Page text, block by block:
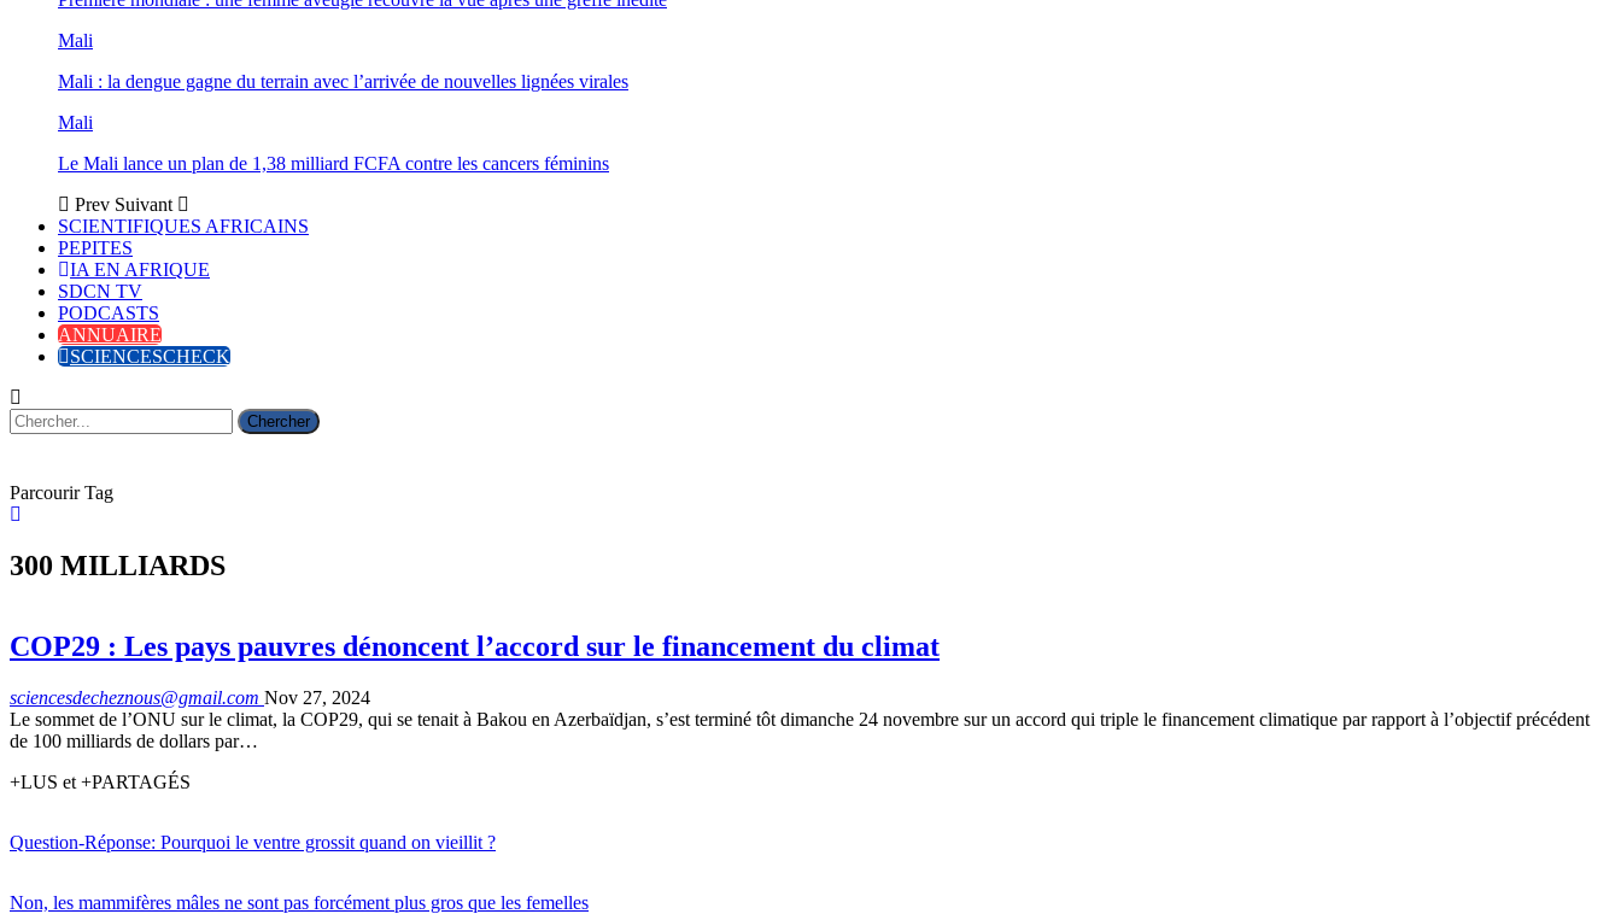
Mali
Mali : la dengue gagne du terrain avec l’arrivée de nouvelles lignées virales
Mali
Le Mali lance un plan de 1,38 milliard FCFA contre les cancers féminins
Prev Suivant
SCIENTIFIQUES AFRICAINS
PEPITES
IA EN AFRIQUE
SDCN TV
PODCASTS
ANNUAIRE
SCIENCESCHECK
Parcourir Tag
300 MILLIARDS
COP29 : Les pays pauvres dénoncent l’accord sur le financement du climat
sciencesdecheznous@gmail.com Nov 27, 2024
Le sommet de l’ONU sur le climat, la COP29, qui se tenait à Bakou en Azerbaïdjan, s’est terminé tôt dimanche 24 novembre sur un accord qui triple le financement climatique par rapport à l’objectif précédent
de 100 milliards de dollars par…
+LUS et +PARTAGÉS
Question-Réponse: Pourquoi le ventre grossit quand on vieillit ?
Non, les mammifères mâles ne sont pas forcément plus gros que les femelles